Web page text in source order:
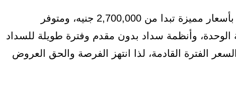
المساحات داخل المشروع تبدأ من 30 متر مربع بأسعار مميزة تبدا من 2,700,000 جنيه، ومتوفر
تصل إلى 20% من قيمة الوحدة، وأنظمة سداد بدون مقدم وفترة طويلة للسداد
السعر الفترة القادمة، لذا انتهز الفرصة والحق العروض